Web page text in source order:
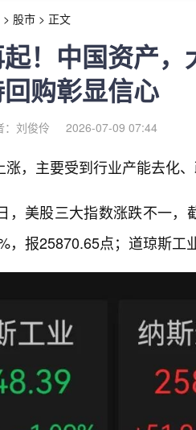
> 股市 > 正文
！中国资产
购彰显信心
：刘俊伶 2026-07-09 07:44
涨，主要受到行业产能去化
，美股三大指数涨跌不一
，报25870.65点；道琼斯工